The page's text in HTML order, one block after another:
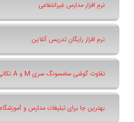
نرم افزار مدارس غیرانتفاعی
نرم افزار رایگان تدریس آنلاین
تفاوت گوشی سامسونگ سری ‏M‏ و ‏A نکاتی که باید بدانیم
بهترین جا برای تبلیغات مدارس و